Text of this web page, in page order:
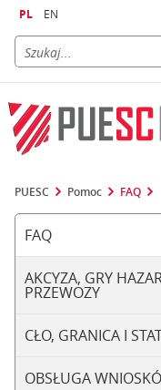
PL EN
PUESC Pomoc FAQ
FAQ
AKCYZA, GRY
PRZEWOZY
CŁO, GRANICA I
OBSŁUGA